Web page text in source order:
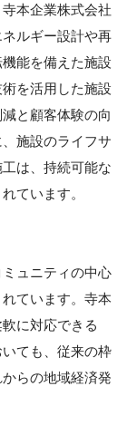
本企業株式会社
ルギー設計や再
能を備えた施設
を活用した施設
と顧客体験の向
施設のライフサ
は、持続可能な
ています。
ュニティの中心
ています。寺本
に対応できる
いても、従来の枠
らの地域経済発